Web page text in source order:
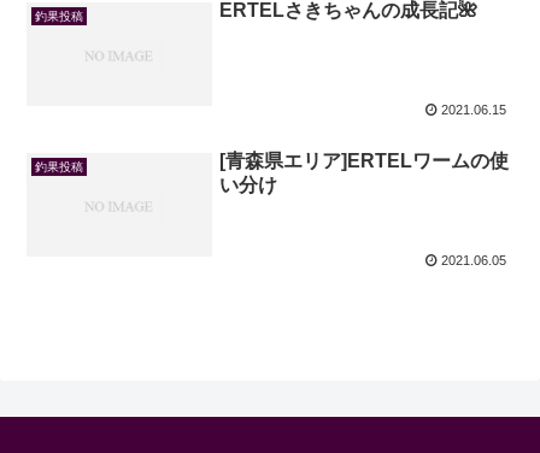
釣果投稿 ERTELさきちゃんの成長記🌺
2021.06.15
釣果投稿
[青森県エリア]ERTELワームの使
い分け
2021.06.05